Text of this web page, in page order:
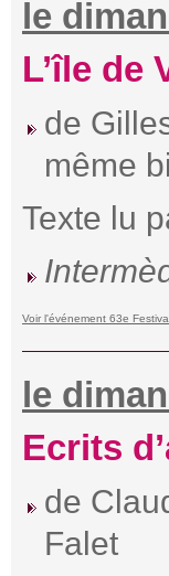
le
L’île de
de
même
Texte lu
Voir l'événement 63e
le
Ecrits
de
Falet